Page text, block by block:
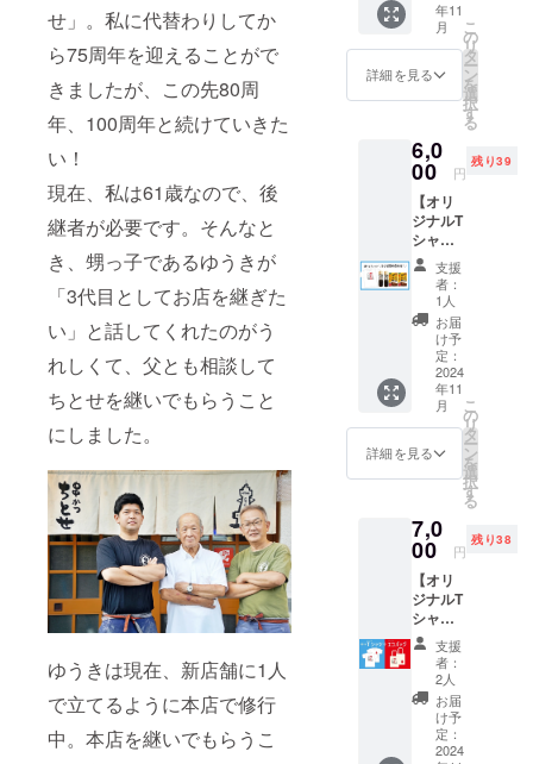
せ」。私に代替わりしてか
ら75周年を迎えることがで
きましたが、この先80周
年、100周年と続けていきた
い！
現在、私は61歳なので、後
継者が必要です。そんなと
き、甥っ子であるゆうきが
「3代目としてお店を継ぎた
い」と話してくれたのがう
れしくて、父とも相談して
ちとせを継いでもらうこと
にしました。
ゆうきは現在、新店舗に1人
で立てるように本店で修行
中。本店を継いでもらうこ
す。 ソ
ウルフ
ポップ
な世界
が目指
す店作
りその
もの。
デザイ
ンは2種
類から
お選び
いただ
けま
す。
A：表ロ
ゴ・裏
無地 前
面にロ
きくプ
リント
ちとせ
愛を押
し出し
た1枚。
B：表ビ
リケン
ちゃ
ん・裏
店舗ロ
ゴ 表に
ビリケ
ンちゃ
ん、裏
す。 ソ
ウルフ
ポップ
な世界
が目指
す店作
りその
もの。
デザイ
ンは2種
類から
お選び
いただ
けま
す。
A：表ロ
ゴ・裏
無地 前
面にロ
きくプ
リント
愛を押
し出し
た1枚。
B：表ビ
リケン
ちゃ
ん・裏
店舗ロ
ゴ 胸元
にはビ
リケン
ちゃ
す店作
りその
もの。
デザイ
ンは2種
いただ
けま
す。
A：表ロ
ゴ・裏
無地 前
面にロ
ゴを大
きくプ
リント
した、
ちとせ
愛を押
し出し
た1枚。
B：表ビ
リケン
ちゃ
ゴ 表に
ビリケ
ンちゃ
ん、裏
には店
舗ロゴ
でさり
げなく
アピー
ル。 持
ち運び
しやす
ロゴを
あし
らっ
た、オ
す。 ソ
ウルフ
ルで
ポップ
な世界
観は、
ちとせ
が目指
す店作
りその
もの。
デザイ
ンは2種
類から
お選び
いただ
けま
A：表ロ
無地 前
面にロ
ゴを大
きくプ
リント
した、
ちとせ
愛を押
し出し
た1枚。
B：表ビ
リケン
ちゃ
染めよ
う！ エ
コバッ
グは、
ちとせ
新世界
らの常
連であ
り「西
成のピ
カソ」
の異名
を持つ
ハー
ト・
アー
ティス
ト、リ
キュー
さんが
デザイ
ンした
ロゴを
ナルデ
ザイ
ン。ソ
ウルフ
ルで
ポップ
な世界
観は、
ちとせ
が目指
す店作
りその
もので
年11
月
詳細を見る
こ
の
リ
タ
ー
ン
を
選
択
す
る
6,0
00 円
残り39
【オリ
ジナルT
シャツ
+ソース
2本+カ
レー2
個】 日
常をち
とせで
染めよ
う！ T
シャツ
は、ち
とせ新
世界時
代から
であり
「西成
のピカ
ソ」の
異名を
持つ
ハー
ト・
アー
ティス
ト、リ
キュー
さんが
支援
者：
1人
お届
け予
定：
2024
年11
月
詳細を見る
こ
の
リ
タ
ー
ン
を
選
択
す
る
7,0
00 円
残り38
【オリ
ジナルT
シャツ
+オリジ
ナルエ
コバッ
グ】 生
活の中
にもち
とせを
支援
者：
2人
お届
け予
定：
2024